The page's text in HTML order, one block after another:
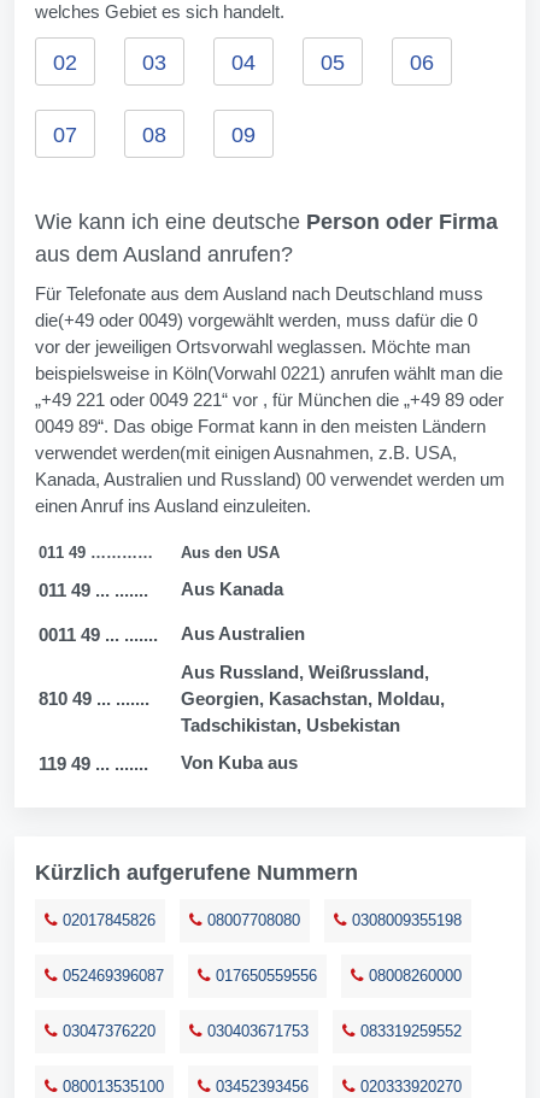
welches Gebiet es sich handelt.
02 03 04 05 06
07 08 09
Wie kann ich eine deutsche Person oder Firma
aus dem Ausland anrufen?
Für Telefonate aus dem Ausland nach Deutschland muss
die(+49 oder 0049) vorgewählt werden, muss dafür die 0
vor der jeweiligen Ortsvorwahl weglassen. Möchte man
beispielsweise in Köln(Vorwahl 0221) anrufen wählt man die
„+49 221 oder 0049 221“ vor , für München die „+49 89 oder
0049 89“. Das obige Format kann in den meisten Ländern
verwendet werden(mit einigen Ausnahmen, z.B. USA,
Kanada, Australien und Russland) 00 verwendet werden um
einen Anruf ins Ausland einzuleiten.
011 49 ………… Aus den USA
011 49 ... ....... Aus Kanada
0011 49 ... ....... Aus Australien
810 49 ... .......
Aus Russland, Weißrussland,
Georgien, Kasachstan, Moldau,
Tadschikistan, Usbekistan
119 49 ... .......
Von Kuba aus
Kürzlich aufgerufene Nummern
02017845826 08007708080 0308009355198
052469396087 017650559556 08008260000
03047376220 030403671753 083319259552
080013535100 03452393456 020333920270